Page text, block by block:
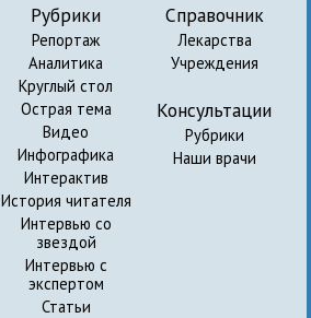
Рубрики
Репортаж
Аналитика
Круглый стол
Острая тема
Видео
Инфографика
Интерактив
История читателя
Интервью со
звездой
Интервью с
экспертом
Статьи
Справочник
Лекарства
Учреждения
Консультации
Рубрики
Наши врачи